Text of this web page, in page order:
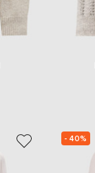
- 40%